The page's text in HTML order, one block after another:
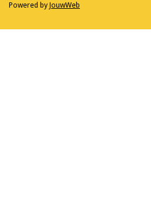
Powered by JouwWeb